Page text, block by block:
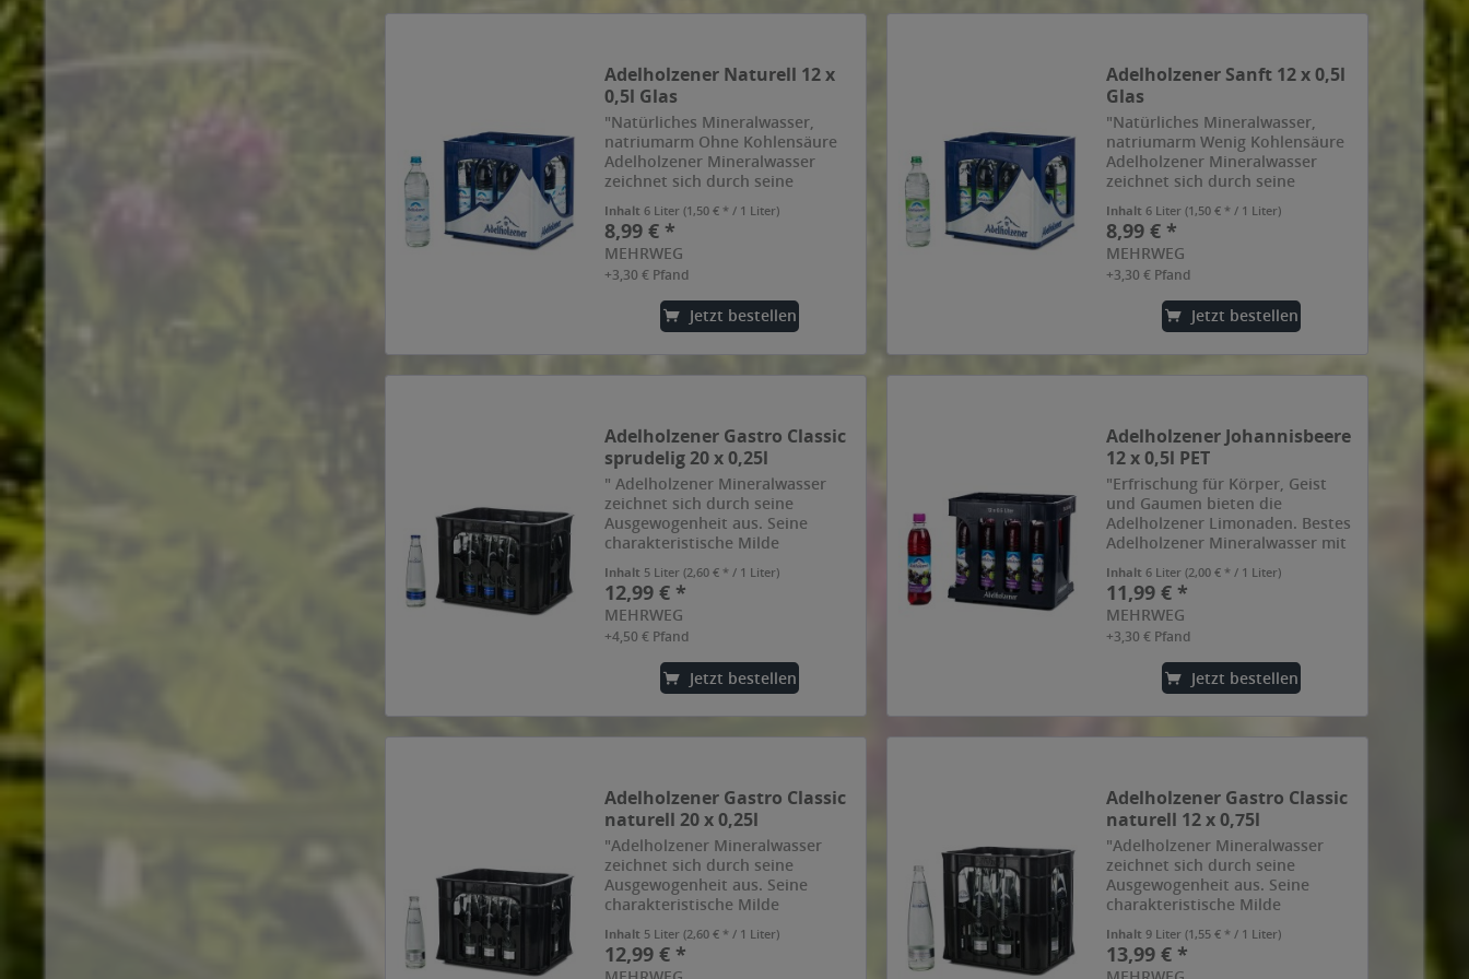
Adelholzener Naturell 12 x
0,5l Glas
"Natürliches Mineralwasser,
natriumarm Ohne Kohlensäure
Adelholzener Mineralwasser
zeichnet sich durch seine
sorgt seine einzigartige
Herkunft: die bayerischen Alpen.
Auf seinem Weg durch das alpine
Gestein...
Inhalt6 Liter(1,50 € * / 1 Liter)
8,99 € *
MEHRWEG
+3,30 € Pfand
Jetzt bestellen
Adelholzener Sanft 12 x 0,5l
Glas
"Natürliches Mineralwasser,
natriumarm Wenig Kohlensäure
Adelholzener Mineralwasser
zeichnet sich durch seine
sorgt seine einzigartige
Herkunft: die bayerischen Alpen.
Auf seinem Weg durch das alpine
Gestein...
Inhalt6 Liter(1,50 € * / 1 Liter)
8,99 € *
MEHRWEG
+3,30 € Pfand
Jetzt bestellen
Adelholzener Gastro Classic
sprudelig 20 x 0,25l
" Adelholzener Mineralwasser
zeichnet sich durch seine
Ausgewogenheit aus. Seine
charakteristische Milde
anspruchsvoller Gerichte und
edler Weine. Das ist das Ergebnis
des Zusammenspiels der
Mineralien, die das...
Inhalt 5 Liter(2,60 € * / 1 Liter)
12,99 € *
MEHRWEG
+4,50 € Pfand
Jetzt bestellen
Adelholzener Johannisbeere
12 x 0,5l PET
"Erfrischung für Körper, Geist
und Gaumen bieten die
Adelholzener Limonaden. Bestes
Adelholzener Mineralwasser mit
Johannisbeersaft und
Kohlensäure.", so der Hersteller.
Inhalt6 Liter(2,00 € * / 1 Liter)
11,99 € *
MEHRWEG
+3,30 € Pfand
Jetzt bestellen
Adelholzener Gastro Classic
naturell 20 x 0,25l
"Adelholzener Mineralwasser
zeichnet sich durch seine
Ausgewogenheit aus. Seine
charakteristische Milde
anspruchsvoller Gerichte und
edler Weine. Das ist das Ergebnis
Inhalt 5 Liter(2,60 € * / 1 Liter)
12,99 € *
Adelholzener Gastro Classic
naturell 12 x 0,75l
"Adelholzener Mineralwasser
zeichnet sich durch seine
Ausgewogenheit aus. Seine
charakteristische Milde
anspruchsvoller Gerichte und
edler Weine. Das ist das Ergebnis
Inhalt9 Liter(1,55 € * / 1 Liter)
13,99 € *